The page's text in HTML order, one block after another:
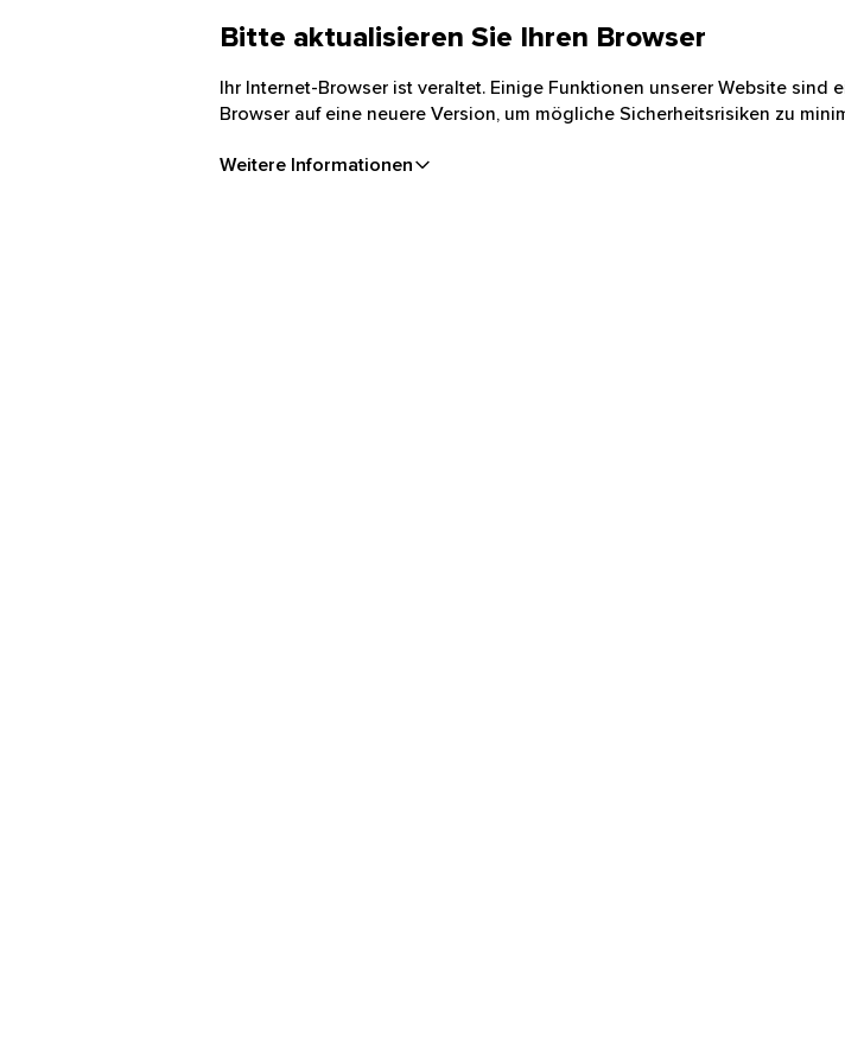
Bitte aktualisieren Sie Ihren Browser
Ihr Internet-Browser ist veraltet. Einige Funktionen unserer Website
Browser auf eine neuere Version, um mögliche Sicherheitsrisiken zu
Weitere Informationen